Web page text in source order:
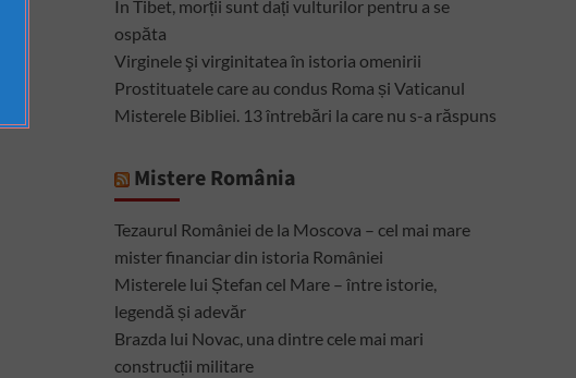
În Tibet, morții sunt dați vulturilor pentru a se
ospăta
Virginele şi virginitatea în istoria omenirii
Prostituatele care au condus Roma și Vaticanul
Misterele Bibliei. 13 întrebări la care nu s-a răspuns
Mistere România
Tezaurul României de la Moscova – cel mai mare
mister financiar din istoria României
Misterele lui Ștefan cel Mare – între istorie,
legendă și adevăr
Brazda lui Novac, una dintre cele mai mari
construcții militare